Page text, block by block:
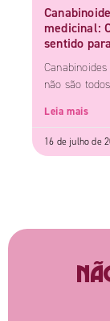
medicinal:
sentido
não são
Leia mais
16 de julho de